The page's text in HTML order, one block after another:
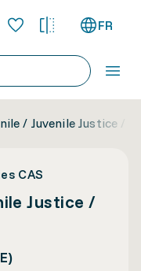
FR
/ Juvenile Justice /
CAS
Justice /